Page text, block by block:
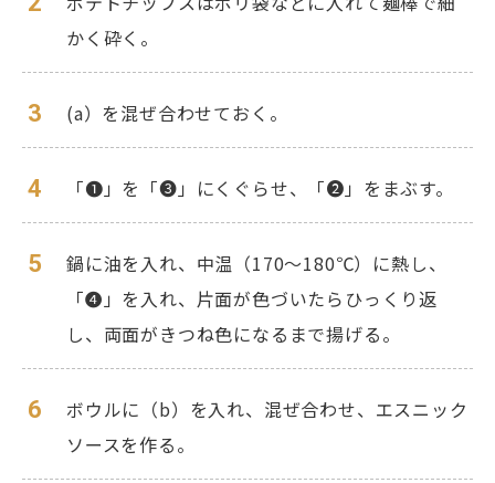
かく砕く。
3 (a）を混ぜ合わせておく。
4 「❶」を「❸」にくぐらせ、「❷」をまぶす。
5
鍋に油を入れ、中温（170〜180℃）に熱し、
「❹」を入れ、片面が色づいたらひっくり返
し、両面がきつね色になるまで揚げる。
6
ボウルに（b）を入れ、混ぜ合わせ、エスニック
ソースを作る。